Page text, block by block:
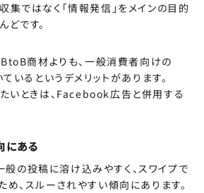
集ではなく「情報発信」をメインの目的
どです。
商材よりも、一般消費者向けの
いるというデメリットがあります。
いときは、Facebook広告と併用する
にある
の投稿に溶け込みやすく、スワイプで
め、スルーされやすい傾向にあります。